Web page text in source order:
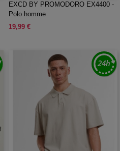
EXCD BY PROMODORO EX4400 -
Polo homme
19,99 €